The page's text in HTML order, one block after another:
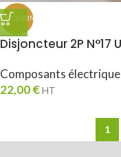
Disjoncteur 2P N°17
Composants
22,00€HT
1